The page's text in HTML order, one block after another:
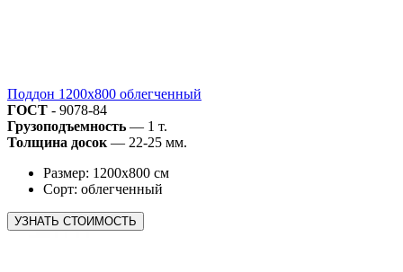
Поддон 1200х800 облегченный
ГОСТ - 9078-84
Грузоподъемность — 1 т.
Толщина досок — 22-25 мм.
Размер: 1200х800 см
Сорт: облегченный